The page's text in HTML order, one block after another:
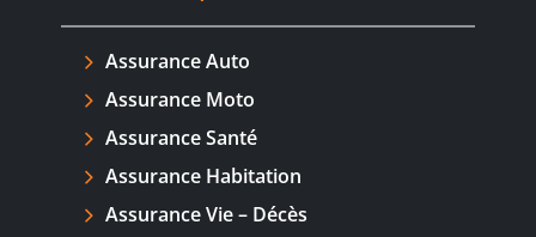
Assurance Auto
Assurance Moto
Assurance Santé
Assurance Habitation
Assurance Vie – Décès